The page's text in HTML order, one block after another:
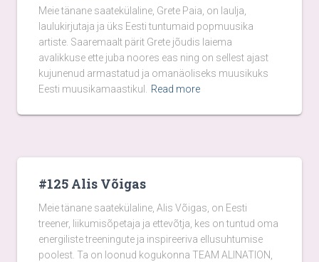
Meie tänane saatekülaline, Grete Paia, on laulja,
laulukirjutaja ja üks Eesti tuntumaid popmuusika
artiste. Saaremaalt pärit Grete jõudis laiema
avalikkuse ette juba noores eas ning on sellest ajast
kujunenud armastatud ja omanäoliseks muusikuks
Eesti muusikamaastikul.
Read more
#125 Alis Võigas
Meie tänane saatekülaline, Alis Võigas, on Eesti
treener, liikumisõpetaja ja ettevõtja, kes on tuntud oma
energiliste treeningute ja inspireeriva ellusuhtumise
poolest. Ta on loonud kogukonna TEAM ALINATION,